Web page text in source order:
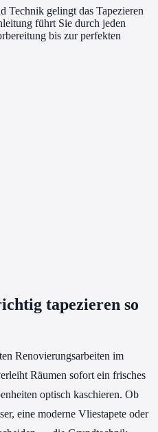
Technik gelingt das Tapezieren
führt Sie durch jeden
bis zur perfekten
tapezieren so
Renovierungsarbeiten im
Räumen sofort ein frisches
optisch kaschieren. Ob
eine moderne Vliestapete oder